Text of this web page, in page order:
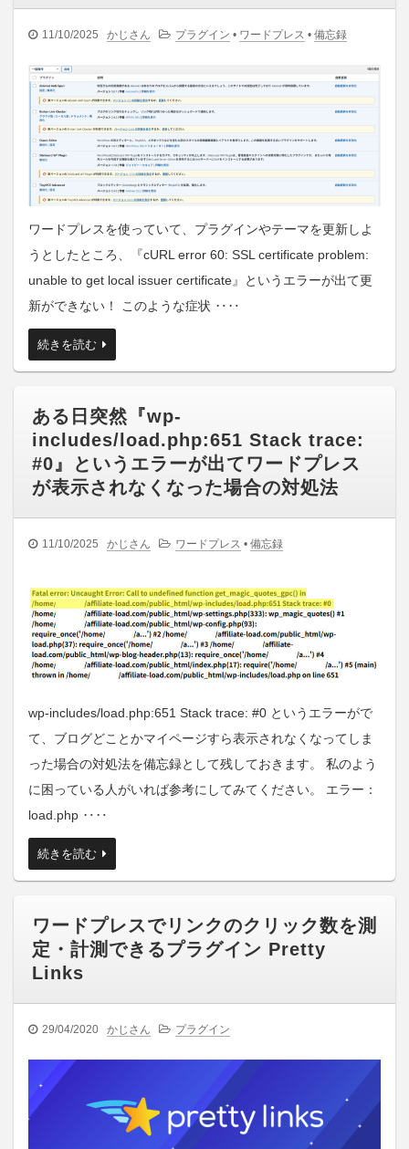
11/10/2025 かじさん プラグイン • ワードプレス • 備忘録
ワードプレスを使っていて、プラグインやテーマを更新しよ
うとしたところ、『cURL error 60: SSL certificate problem:
unable to get local issuer certificate』というエラーが出て更
新ができない！ このような症状 ‥‥
続きを読む
ある日突然『wp-
includes/load.php:651 Stack trace:
#0』というエラーが出てワードプレス
が表示されなくなった場合の対処法
11/10/2025 かじさん ワードプレス • 備忘録
wp-includes/load.php:651 Stack trace: #0 というエラーがで
て、ブログどことかマイページすら表示されなくなってしま
った場合の対処法を備忘録として残しておきます。 私のよう
に困っている人がいれば参考にしてみてください。 エラー：
load.php ‥‥
続きを読む
ワードプレスでリンクのクリック数を測
定・計測できるプラグイン Pretty
Links
29/04/2020 かじさん プラグイン